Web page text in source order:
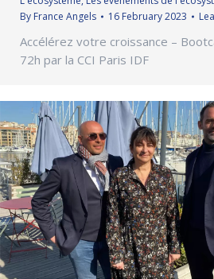
By France Angels 16 February 2023
Accélérez votre croissance –
72h par la CCI Paris IDF